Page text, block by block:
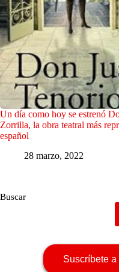
Un día como hoy se estrenó
Zorrilla, la obra teatral más
español
28 marzo, 2022
Buscar
Suscríbete a